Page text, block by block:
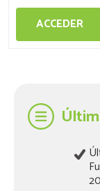
ACCEDER